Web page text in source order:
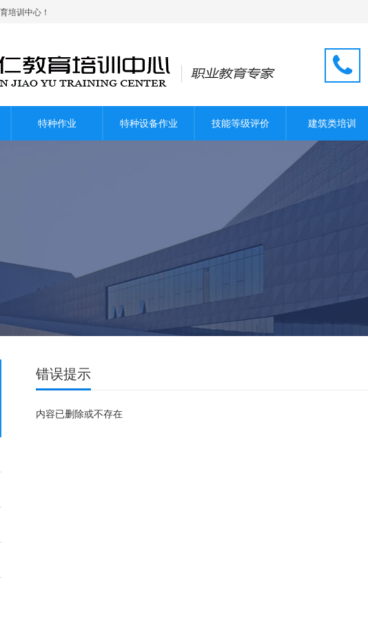
培训中心！
特种作业 特种设备作业 技能等级评价 建筑类培训
错误提示
内容已删除或不存在